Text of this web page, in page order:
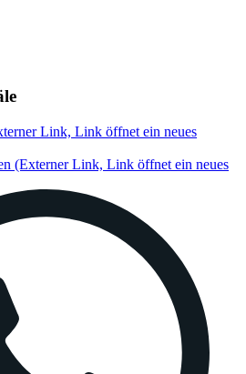
Link, Link öffnet ein neues
(Externer Link, Link öffnet ein neues